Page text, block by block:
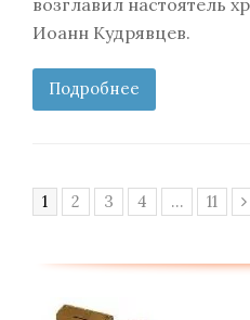
Иоанн Кудрявцев.
Подробнее
Page
1 Page
2 Page
3 Page
4 … Page
11